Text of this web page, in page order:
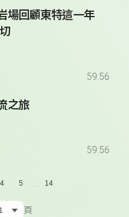
場回顧東特這一年
59:56
之旅
59:56
4 5 ... 14
頁